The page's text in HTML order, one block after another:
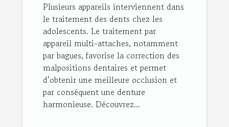
adultes ?
Plusieurs appareils interviennent dans
le traitement des dents chez les
adolescents. Le traitement par
appareil multi-attaches, notamment
par bagues, favorise la correction des
malpositions dentaires et permet
d’obtenir une meilleure occlusion et
par conséquent une denture
harmonieuse. Découvrez...